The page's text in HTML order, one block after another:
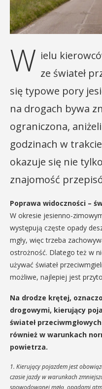
W ielu
ze świateł
się typowe pory
na drogach bywa
ograniczona,
godzinach w
okazuje się nie
znajomość
Poprawa widoczności –
W okresie jesienno-
występują częste opady
mgły, więc trzeba
ostrożność. Dlatego też w
używać świateł
możliwe, najlepiej jest
Na drodze krętej,
drogowymi, kierujący
świateł
również w warunkach
powietrza.
1. Kierujący pojazdem jest
czasie jazdy w warunkach
spowodowanej mgłą, opadami